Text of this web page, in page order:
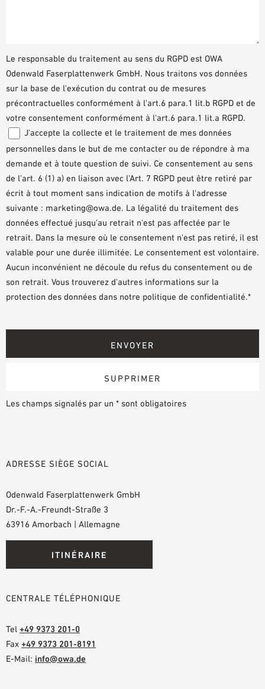
Le responsable du traitement au sens du RGPD est OWA
Odenwald Faserplattenwerk GmbH. Nous traitons vos données
sur la base de l'exécution du contrat ou de mesures
précontractuelles conformément à l'art.6 para.1 lit.b RGPD et de
votre consentement conformément à l'art.6 para.1 lit.a RGPD.
J'accepte la collecte et le traitement de mes données
personnelles dans le but de me contacter ou de répondre à ma
demande et à toute question de suivi. Ce consentement au sens
de l'art. 6 (1) a) en liaison avec l'Art. 7 RGPD peut être retiré par
écrit à tout moment sans indication de motifs à l'adresse
suivante : marketing@owa.de. La légalité du traitement des
données effectué jusqu'au retrait n'est pas affectée par le
retrait. Dans la mesure où le consentement n'est pas retiré, il est
valable pour une durée illimitée. Le consentement est volontaire.
Aucun inconvénient ne découle du refus du consentement ou de
son retrait. Vous trouverez d'autres informations sur la
protection des données dans notre politique de confidentialité.*
Les champs signalés par un * sont obligatoires
ADRESSE SIÈGE SOCIAL
Odenwald Faserplattenwerk GmbH
Dr.-F.-A.-Freundt-Straße 3
63916 Amorbach | Allemagne
ITINÉRAIRE
CENTRALE TÉLÉPHONIQUE
Tel +49 9373 201-0
Fax +49 9373 201-8191
E-Mail: info@owa.de